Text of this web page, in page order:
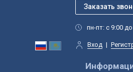
пн-пт: с 9:00
Вход |